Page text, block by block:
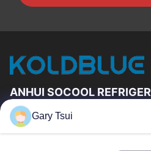
ANHUI SOCOOL
Link Veloci
Gary Tsui